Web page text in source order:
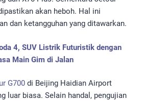
akan heboh. Hal ini
dan ketangguhan yang ditawarkan.
4, SUV Listrik Futuristik dengan
Main Gim di Jalan
G700 di Beijing Haidian Airport
luar biasa. Selain handal, pengujian